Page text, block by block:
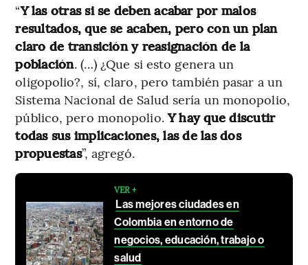
“Y las otras si se deben acabar por malos
resultados, que se acaben, pero con un plan
claro de transición y reasignación de la
población. (…) ¿Que si esto genera un
oligopolio?, sí, claro, pero también pasar a un
Sistema Nacional de Salud sería un monopolio,
público, pero monopolio.Y hay que discutir
todas sus implicaciones, las de las dos
propuestas”, agregó.
VER +
Las mejores ciudades en
Colombia en entorno de
negocios, educación, trabajo o
salud